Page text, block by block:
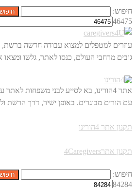
חיפוש:
46475
עוזרים למטפלים למצוא עבודה חדשה
גובים מרחבי העולם, כנסו לאתר, גלשו
אתר 4הורינו, בא לסייע לבני משפחות
עם הורים מבוגרים. באופן ישיר, דרך הרשת
תקנון אתר 4הורינו
תקנון אתר4Caregivers
חיפוש:
84284